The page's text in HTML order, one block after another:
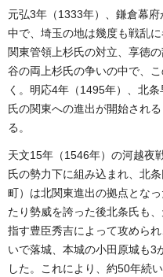
元弘3年（1333年）、鎌倉幕
中で、埼玉の地は幾度も戦乱
関東管領上杉氏の対立、享徳
谷の両上杉氏の争いの中で、
く。明応4年（1495年）、北
氏の関東への進出が開始され
る。
天文15年（1546年）の河越夜
氏の勢力下に組み込まれ、北
町）は北関東進出の拠点とな
たり勢威を誇った後北条氏も
指す豊臣秀吉によって攻めら
いで落城、本城の小田原城も3
した。これにより、約50年続